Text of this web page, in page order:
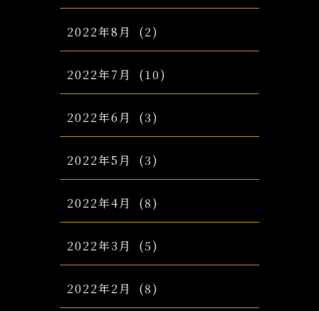
2022年8月 (2)
2022年7月 (10)
2022年6月 (3)
2022年5月 (3)
2022年4月 (8)
2022年3月 (5)
2022年2月 (8)